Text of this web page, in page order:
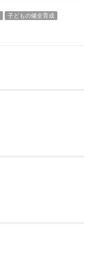
子どもの健全育成